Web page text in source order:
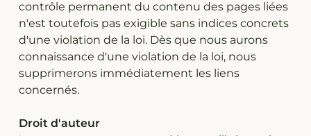
contrôle permanent du contenu des pages liées
n'est toutefois pas exigible sans indices concrets
d'une violation de la loi. Dès que nous aurons
connaissance d'une violation de la loi, nous
supprimerons immédiatement les liens
concernés.
Droit d'auteur